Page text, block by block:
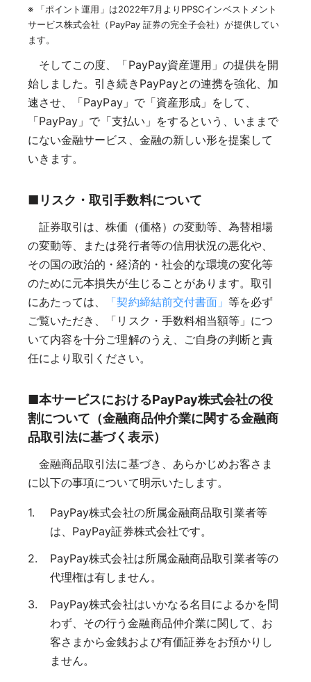
※ 「ポイント運用」は2022年7月よりPPSCインベストメント
サービス株式会社（PayPay 証券の完全子会社）が提供してい
ます。
そしてこの度、「PayPay資産運用」の提供を開
始しました。引き続きPayPayとの連携を強化、加
速させ、「PayPay」で「資産形成」をして、
「PayPay」で「支払い」をするという、いままで
にない金融サービス、金融の新しい形を提案して
いきます。
■ リスク・取引手数料について
証券取引は、株価（価格）の変動等、為替相場
の変動等、または発行者等の信用状況の悪化や、
その国の政治的・経済的・社会的な環境の変化等
のために元本損失が生じることがあります。取引
にあたっては、
「契約締結前交付書面」等を必ず
ご覧いただき、「リスク・手数料相当額等」につ
いて内容を十分ご理解のうえ、ご自身の判断と責
任により取引ください。
■本サービスにおけるPayPay株式会社の役
割について（金融商品仲介業に関する金融商
品取引法に基づく表示）
金融商品取引法に基づき、あらかじめお客さま
に以下の事項について明示いたします。
PayPay株式会社の所属金融商品取引業者等
は、PayPay証券株式会社です。
PayPay株式会社は所属金融商品取引業者等の
代理権は有しません。
PayPay株式会社はいかなる名目によるかを問
わず、その行う金融商品仲介業に関して、お
客さまから金銭および有価証券をお預かりし
ません。